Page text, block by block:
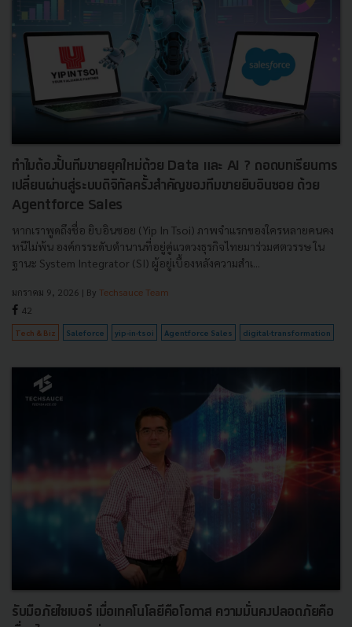
ทำไมต้องปั้นทีมขายยุคใหม่ด้วย Data และ AI ? ถอดบทเรียนการ
เปลี่ยนผ่านสู่ระบบดิจิทัลครั้งสำคัญของทีมขายยิบอินซอย ด้วย
Agentforce Sales
หากเราพูดถึงชื่อ ยิบอินซอย (Yip In Tsoi) ภาพจำแรกของใครหลายคนคง
หนีไม่พ้น องค์กรระดับตำนานที่อยู่คู่แวดวงธุรกิจไทยมาร่วมศตวรรษ ใน
ฐานะ System Integrator (SI) ผู้อยู่เบื้องหลังความสำเ...
มกราคม 9, 2026 | By Techsauce Team
42
Tech & Biz Saleforce yip-in-tsoi Agentforce Sales digital-transformation
รับมือภัยไซเบอร์ เมื่อเทคโนโลยีคือโอกาส ความมั่นคงปลอดภัยคือ